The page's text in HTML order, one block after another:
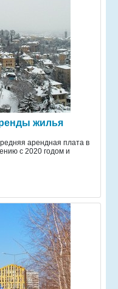
жилья
арендная плата в
с 2020 годом и